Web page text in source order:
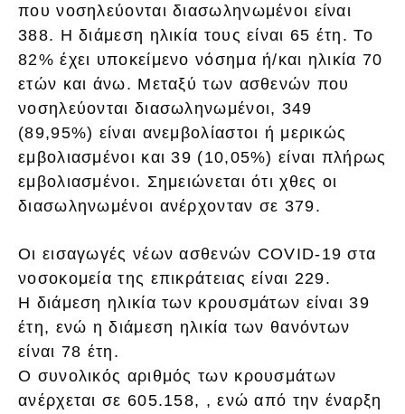
που νοσηλεύονται διασωληνωμένοι είναι
388. Η διάμεση ηλικία τους είναι 65 έτη. To
82% έχει υποκείμενο νόσημα ή/και ηλικία 70
ετών και άνω. Μεταξύ των ασθενών που
νοσηλεύονται διασωληνωμένοι, 349
(89,95%) είναι ανεμβολίαστοι ή μερικώς
εμβολιασμένοι και 39 (10,05%) είναι πλήρως
εμβολιασμένοι. Σημειώνεται ότι χθες οι
διασωληνωμένοι ανέρχονταν σε 379.
Οι εισαγωγές νέων ασθενών COVID-19 στα
νοσοκομεία της επικράτειας είναι 229.
Η διάμεση ηλικία των κρουσμάτων είναι 39
έτη, ενώ η διάμεση ηλικία των θανόντων
είναι 78 έτη.
Ο συνολικός αριθμός των κρουσμάτων
ανέρχεται σε 605.158, , ενώ από την έναρξη